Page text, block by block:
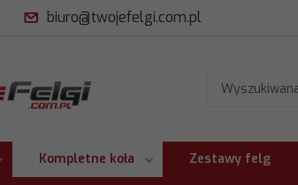
biuro@twojefelgi.com.pl
Kompletne koła Zestawy felg